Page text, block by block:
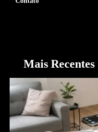
Mais Recentes